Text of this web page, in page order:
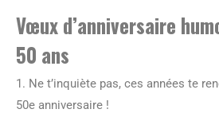
Vœux d’anniversaire
50 ans
1. Ne t’inquiète pas, ces années te
50e anniversaire !